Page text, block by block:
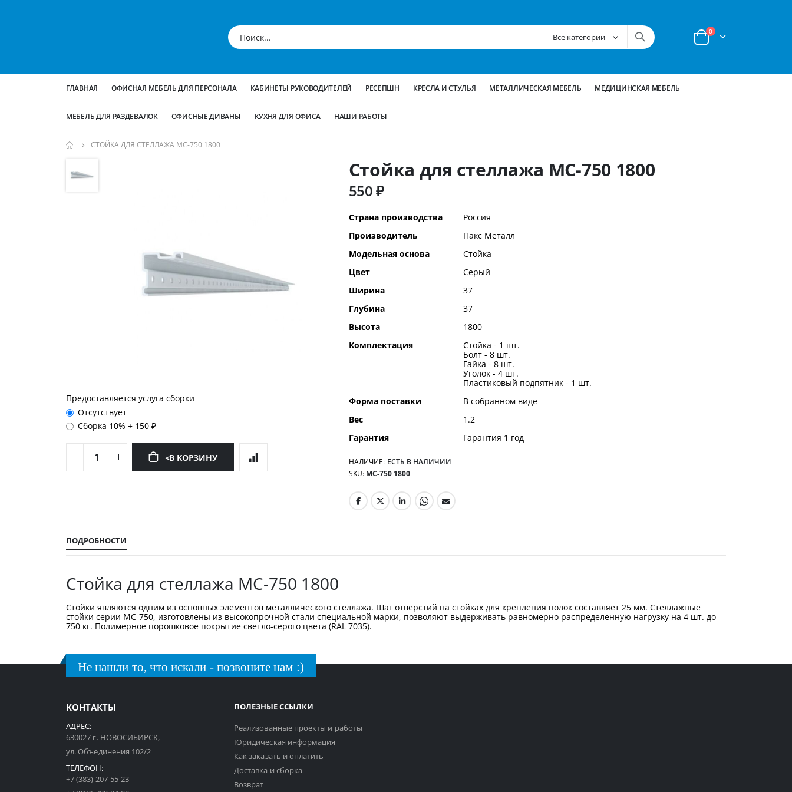
Корзина
0позиции
ГЛАВНАЯ ОФИСНАЯ МЕБЕЛЬ ДЛЯ ПЕРСОНАЛА КАБИНЕТЫ РУКОВОДИТЕЛЕЙ РЕСЕПШН КРЕСЛА И СТУЛЬЯ МЕТАЛЛИЧЕСКАЯ МЕБЕЛЬ МЕДИЦИНСКАЯ МЕБЕЛЬ
МЕБЕЛЬ ДЛЯ РАЗДЕВАЛОК ОФИСНЫЕ ДИВАНЫ КУХНЯ ДЛЯ ОФИСА НАШИ РАБОТЫ
СТОЙКА ДЛЯ СТЕЛЛАЖА МС-750 1800
перейти
Предоставляется услуга сборки
Отсутствует
Сборка 10%+ 150 ₽
<В КОРЗИНУ
изображений
Стойка для стеллажа МС-750 1800
550 ₽
Дополнительная
информация
Страна производства
Россия
Производитель
Пакс Металл
Модельная основа
Стойка
Цвет
Серый
Ширина
37
Глубина
37
Высота
1800
Комплектация
Стойка - 1 шт.
Болт - 8 шт.
Гайка - 8 шт.
Уголок - 4 шт.
Пластиковый подпятник - 1 шт.
Форма поставки
В собранном виде
Вес
1.2
Гарантия
Гарантия 1 год
НАЛИЧИЕ: ЕСТЬ В НАЛИЧИИ
SKU МС-750 1800
ПОДРОБНОСТИ
Стойка для стеллажа МС-750 1800
Стойки являются одним из основных элементов металлического стеллажа. Шаг отверстий на стойках для крепления полок составляет 25 мм. Стеллажные
стойки серии МС-750, изготовлены из высокопрочной стали специальной марки, позволяют выдерживать равномерно распределенную нагрузку на 4 шт. до
750 кг. Полимерное порошковое покрытие светло-серого цвета (RAL 7035).
Не нашли то, что искали - позвоните нам :)
КОНТАКТЫ
АДРЕС:
630027 г. НОВОСИБИРСК,
ул. Объединения 102/2
ТЕЛЕФОН:
+7 (383) 207-55-23
ПОЛЕЗНЫЕ ССЫЛКИ
Реализованные проекты и работы
Юридическая информация
Как заказать и оплатить
Доставка и сборка
Возврат